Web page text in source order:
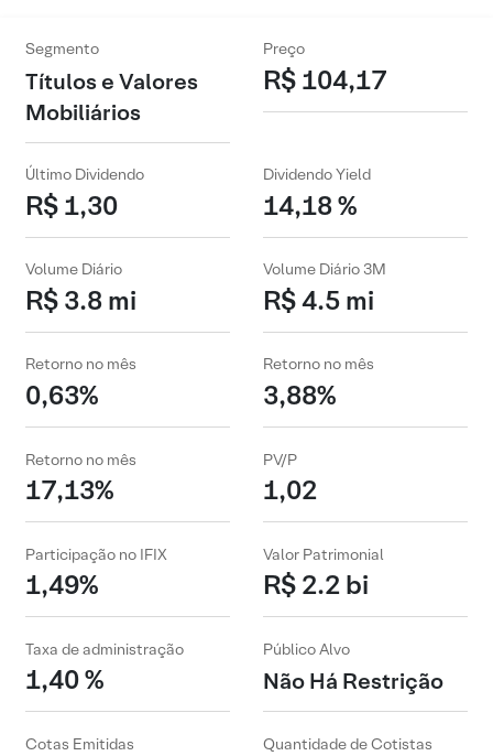
Segmento
Títulos e Valores
Mobiliários
Preço
R$ 104,17
Último Dividendo
R$ 1,30
Dividendo Yield
14,18 %
Volume Diário
R$ 3.8 mi
Volume Diário 3M
R$ 4.5 mi
Retorno no mês
0,63%
Retorno no mês
3,88%
Retorno no mês
17,13%
PV/P
1,02
Participação no IFIX
1,49%
Valor Patrimonial
R$ 2.2 bi
Taxa de administração
1,40 %
Público Alvo
Não Há Restrição
Cotas Emitidas Quantidade de Cotistas